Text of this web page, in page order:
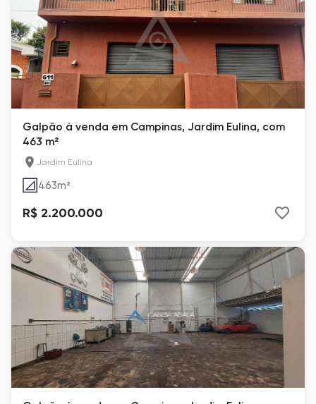
Galpão à venda em Campinas, Jardim Eulina, com
463 m²
Jardim Eulina
463m²
R$ 2.200.000